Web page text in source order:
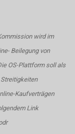
wird im
Beilegung von
OS-Plattform soll als
Kaufverträgen
Link